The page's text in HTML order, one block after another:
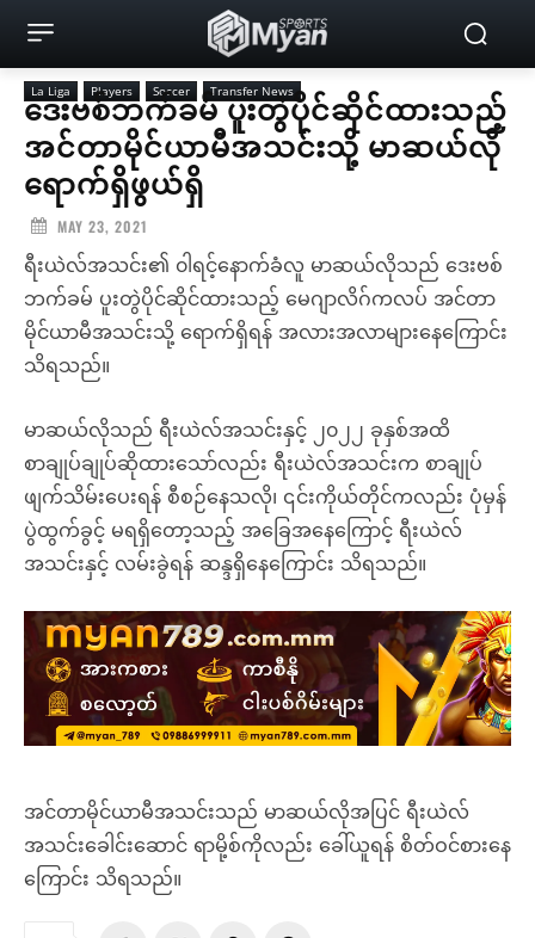
La Liga Players Soccer Transfer News
ဒေးဗစ်ဘက်ခမ် ပူးတွဲပိုင်ဆိုင်ထားသည့်
အင်တာမိုင်ယာမီအသင်းသို့ မာဆယ်လို
ရောက်ရှိဖွယ်ရှိ
MAY 23, 2021
ရီးယဲလ်အသင်း၏ ၀ါရင့်နောက်ခံလူ မာဆယ်လိုသည် ဒေးဗစ်
ဘက်ခမ် ပူးတွဲပိုင်ဆိုင်ထားသည့် မေဂျာလိဂ်ကလပ် အင်တာ
မိုင်ယာမီအသင်းသို့ ရောက်ရှိရန် အလားအလာများနေကြောင်း
သိရသည်။
မာဆယ်လိုသည် ရီးယဲလ်အသင်းနှင့် ၂၀၂၂ ခုနှစ်အထိ
စာချုပ်ချုပ်ဆိုထားသော်လည်း ရီးယဲလ်အသင်းက စာချုပ်
ဖျက်သိမ်းပေးရန် စီစဉ်နေသလို၊ ၎င်းကိုယ်တိုင်ကလည်း ပုံမှန်
ပွဲထွက်ခွင့် မရရှိတော့သည့် အခြေအနေကြောင့် ရီးယဲလ်
အသင်းနှင့် လမ်းခွဲရန် ဆန္ဒရှိနေကြောင်း သိရသည်။
အင်တာမိုင်ယာမီအသင်းသည် မာဆယ်လိုအပြင် ရီးယဲလ်
အသင်းခေါင်းဆောင် ရာမို့စ်ကိုလည်း ခေါ်ယူရန် စိတ်ဝင်စားနေ
ကြောင်း သိရသည်။